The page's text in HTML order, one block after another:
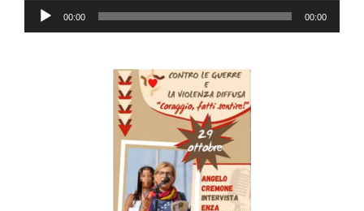
Audio
Player
00:00 00:00